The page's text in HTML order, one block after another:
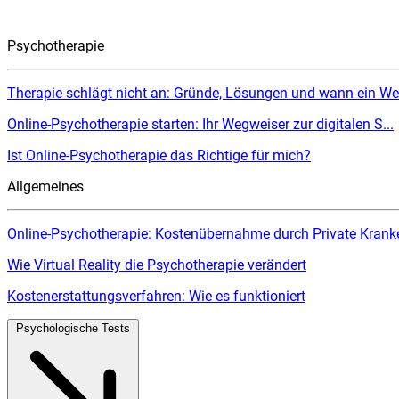
Psychotherapie
Therapie schlägt nicht an: Gründe, Lösungen und wann ein
Online-Psychotherapie starten: Ihr Wegweiser zur digitalen S...
Ist Online-Psychotherapie das Richtige für mich?
Allgemeines
Online-Psychotherapie: Kostenübernahme durch Private
Wie Virtual Reality die Psychotherapie verändert
Kostenerstattungsverfahren: Wie es funktioniert